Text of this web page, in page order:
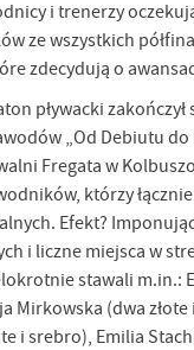
i trenerzy
ze wszystkich
zdecydują o
pływacki zakończył
„Od Debiutu do
Fregata w
którzy
Efekt?
i liczne miejsca w
stawali m.in.:
Mirkowska (dwa
i srebro), Emilia